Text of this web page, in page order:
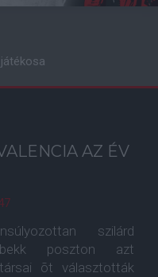
AZ ÉV
szilárd
poszton azt
õt választották